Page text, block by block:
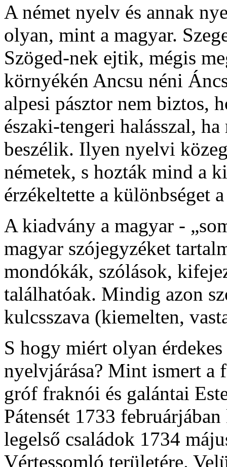
A német nyelv és annak
olyan, mint a magyar.
Szöged-nek ejtik, mégis
környékén Ancsu néni
alpesi pásztor nem biztos,
északi-tengeri halásszal,
beszélik. Ilyen nyelvi
németek, s hozták mind a
érzékeltette a különbséget
A kiadvány a magyar -
magyar szójegyzéket
mondókák, szólások,
találhatóak. Mindig azon
kulcsszava (kiemelten,
S hogy miért olyan
nyelvjárása? Mint ismert a
gróf fraknói és galántai
Pátensét 1733
legelső családok 1734
Vértessomló területére.